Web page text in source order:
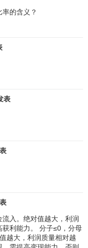
企业风险小，企业
，
响。
现为：
偿债能力和应变能
失
之间做出权衡，寻求
现金流量及流速以满
的含义？
表
流入。绝对值越大，利润
利能力。 分子≤0，分母
越大，利润质量相对越